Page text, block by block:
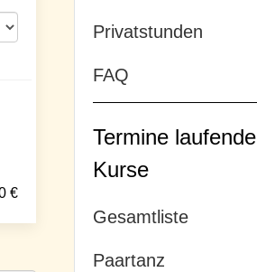
€
Privatstunden
FAQ
Termine laufende
Kurse
Gesamtliste
Paartanz